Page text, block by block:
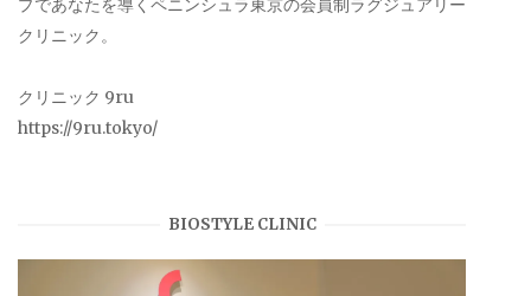
プであなたを導くペニンシュラ東京の会員制ラグジュアリー
クリニック。
クリニック 9ru
https://9ru.tokyo/
BIOSTYLE CLINIC